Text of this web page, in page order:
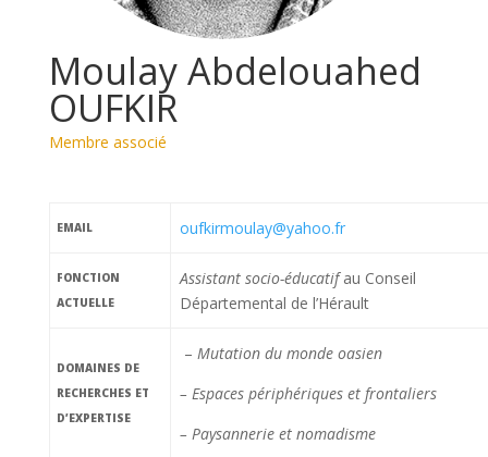
Moulay Abdelouahed
OUFKIR
Membre associé
EMAIL oufkirmoulay@yahoo.fr
FONCTION
ACTUELLE
Assistant socio-éducatifau Conseil
Départemental de l’Hérault
DOMAINES DE
RECHERCHES ET
D’EXPERTISE
– Mutation du monde oasien
– Espaces périphériques et frontaliers
– Paysannerie et nomadisme